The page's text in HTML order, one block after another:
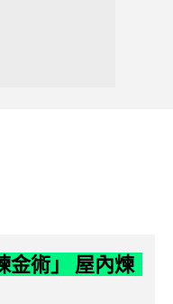
金術」 屋內煉